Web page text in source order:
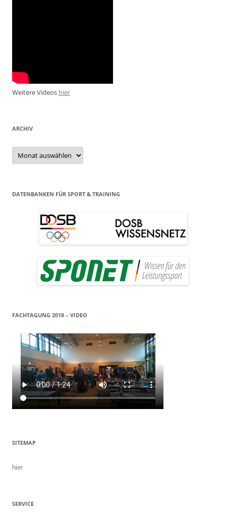
Weitere Videos hier
ARCHIV
Archiv
DATENBANKEN FÜR SPORT & TRAINING
FACHTAGUNG 2018 – VIDEO
SITEMAP
hier
SERVICE